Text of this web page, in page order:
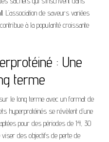
. L’association de saveurs variées
à la popularité croissante
: Une
terme
le long terme avec un format de
hyperprotéinés se révèlent d’une
pour des périodes de 14, 30
des objectifs de perte de